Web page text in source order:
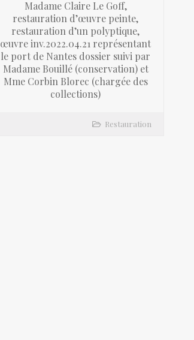
Madame Claire Le Goff,
restauration d’œuvre peinte,
restauration d’un polyptique,
œuvre inv.2022.04.21 représentant
le port de Nantes dossier suivi par
Madame Bouillé (conservation) et
Mme Corbin Blorec (chargée des
collections)
Restauration